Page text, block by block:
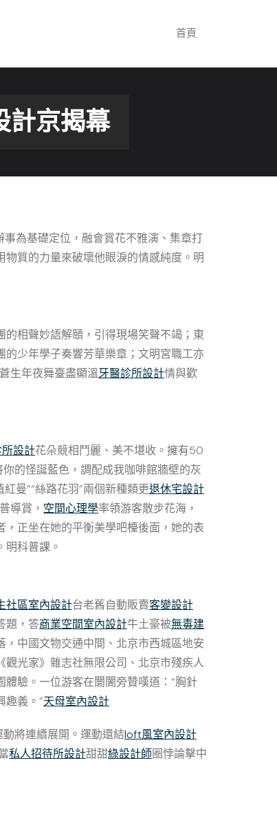
首頁
計京揭幕
為基礎定位，融會賞花不雅演、集章打
質的力量來破壞他眼淚的情感純度。明
相聲妙語解頤，引得現場笑聲不竭；東
少年學子奏響芳華樂章；文明宮職工亦
生年夜舞臺盡顯溫牙醫診所設計情與歡
設計花朵競相鬥麗、美不堪收。擁有50
的怪誕藍色，調配成我咖啡館牆壁的灰
曼”“絲路花羽”兩個新種類更退休宅設計
導賞， 空間心理學率領游客散步花海，
正坐在她的平衡美學吧檯後面，她的表
明科普課。
社區室內設計台老舊自動販賣客變設計
題，答商業空間室內設計牛土豪被無毒建
中國文物交通中間、北京市西城區地安
光家》雜志社無限公司、北京市殘疾人
驗。一位游客在闤闠旁贊嘆道：“胸針
趣義。”天母室內設計
動將連續展開。運動還結loft風室內設計
私人招待所設計甜甜綠設計師圈悖論擊中